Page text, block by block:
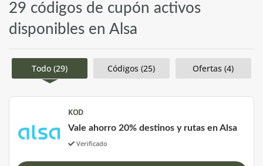
29 códigos de cupón activos
disponibles en Alsa
Todo (29) Códigos (25) Ofertas (4)
KOD
Vale ahorro 20% destinos y rutas en Alsa
Verificado